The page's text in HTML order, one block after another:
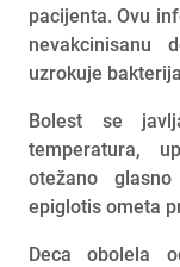
pacijenta. Ovu
nevakcinisanu
uzrokuje
Bolest se
temperatura,
otežano
epiglotis ometa
Deca obolela